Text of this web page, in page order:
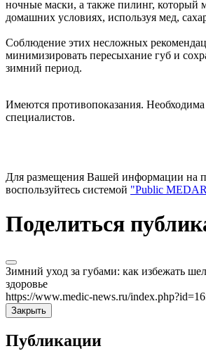
ночные маски, а также пилинг, который
домашних условиях, используя мед,
Соблюдение этих несложных
минимизировать пересыхание губ и
зимний период.
Имеются противопоказания. Необходима
специалистов.
Для размещения Вашей информации на
воспользуйтесь системой "Public
Поделиться
Зимний уход за губами: как избежать
здоровье
https://www.medic-news.ru/
Закрыть
Публикации